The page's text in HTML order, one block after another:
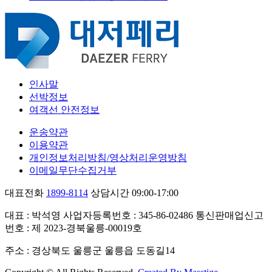
인사말
선박정보
여객선 안전정보
운송약관
이용약관
개인정보처리방침/영상처리운영방침
이메일무단수집거부
대표전화 1899-8114 상담시간 09:00-17:00
대표 : 박석영 사업자등록번호 : 345-86-02486 통신판매업신고
번호 : 제 2023-경북울릉-00019호
주소 : 경상북도 울릉군 울릉읍 도동길14